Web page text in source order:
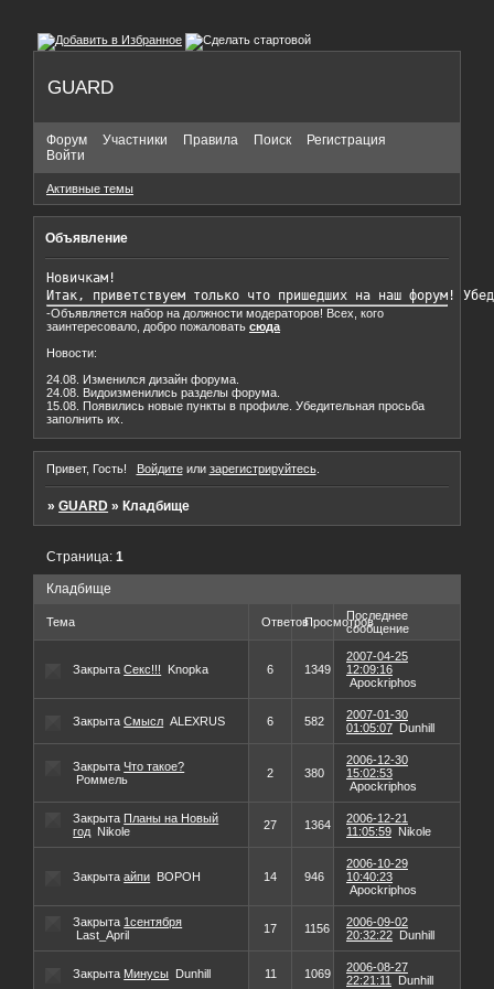
GUARD
Форум Участники Правила Поиск
Регистрация
Войти
Активные темы
Объявление
Новичкам!
Итак, приветствуем только что пришедших на наш форум!
-Объявляется набор на должности модераторов! Всех, кого
заинтересовало, добро пожаловать сюда
Новости:
24.08. Изменился дизайн форума.
24.08. Видоизменились разделы форума.
15.08. Появились новые пункты в профиле. Убедительная просьба
заполнить их.
Привет, Гость! Войдитеили зарегистрируйтесь.
»GUARD » Кладбище
Кладбище
Страница:1
Тема ОтветовПросмотровПоследнее
сообщение
ЗакрытаСекс!!! Knopka 6 1349
2007-04-25
12:09:16
Apockriphos
ЗакрытаСмысл ALEXRUS 6 582
2007-01-30
01:05:07 Dunhill
ЗакрытаЧто такое?
Роммель
2 380
2006-12-30
15:02:53
Apockriphos
Закрыта Планы на Новый
год Nikole 27 1364
2006-12-21
11:05:59 Nikole
Закрытаайпи BOPOH 14 946
2006-10-29
10:40:23
Apockriphos
Закрыта 1сентября
Last_April
17 1156
2006-09-02
20:32:22 Dunhill
Закрыта Минусы Dunhill 11 1069
2006-08-27
22:21:11
Dunhill